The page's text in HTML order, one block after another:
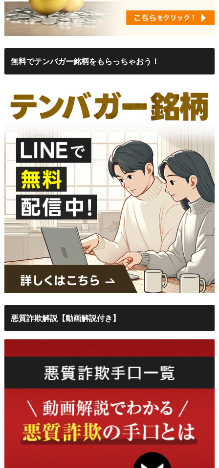
無料でテンバガー銘柄をもらっちゃおう！
悪質詐欺解説【動画解説付き】